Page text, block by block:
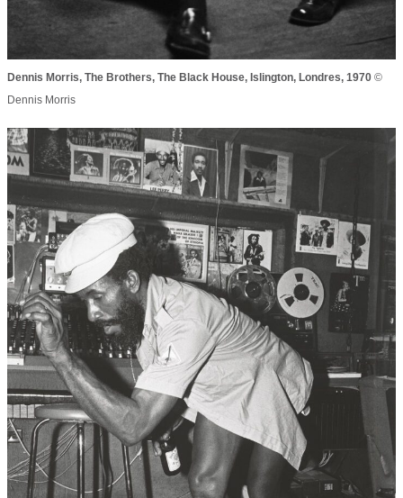
Dennis Morris, The Brothers, The Black House, Islington, Londres, 1970 ©
Dennis Morris